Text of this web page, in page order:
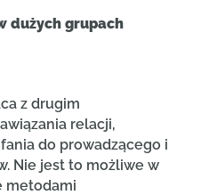
dużych grupach
z drugim
relacji,
do prowadzącego i
Nie jest to możliwe w
metodami